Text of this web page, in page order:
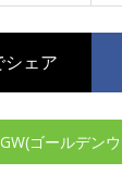
ェア
ゴールデン